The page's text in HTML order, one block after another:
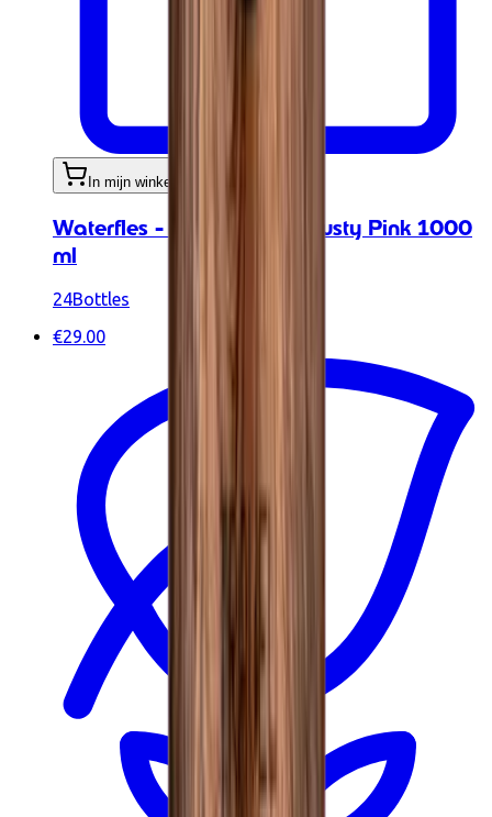
In mijn winkelwagen
Waterfles - Urban Bottle Dusty Pink 1000
ml
24Bottles
€29.00